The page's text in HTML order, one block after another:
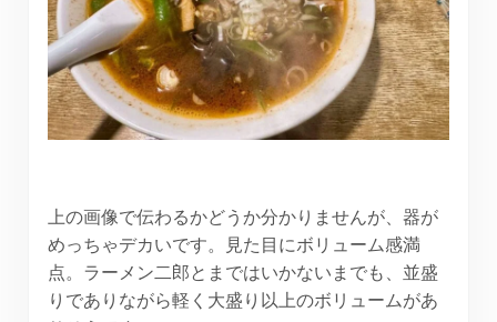
上の画像で伝わるかどうか分かりませんが、器が
めっちゃデカいです。見た目にボリューム感満
点。ラーメン二郎とまではいかないまでも、並盛
りでありながら軽く大盛り以上のボリュームがあ